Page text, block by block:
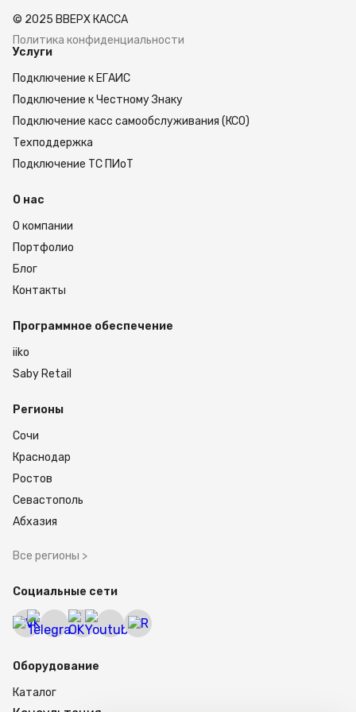
© 2025 ВВЕРХ КАССА
Политика конфиденциальности
Услуги
Подключение к ЕГАИС
Подключение к Честному Знаку
Подключение касс самообслуживания (КСО)
Техподдержка
Подключение ТС ПИоТ
О нас
О компании
Портфолио
Блог
Контакты
Программное обеспечение
iiko
Saby Retail
Регионы
Сочи
Краснодар
Ростов
Севастополь
Абхазия
Все регионы >
Социальные сети
Оборудование
Каталог